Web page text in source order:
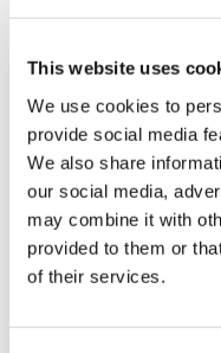
This website uses
We use cookies to
provide social media
We also share
our social media,
may combine it with
provided to them or
of their services.
Event Nord –